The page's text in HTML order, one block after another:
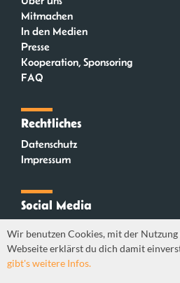
Mitmachen
In den Medien
Presse
Kooperation, Sponsoring
FAQ
Rechtliches
Datenschutz
Impressum
Social Media
Mastodon
Wir benutzen Cookies, mit der
Webseite erklärst du dich damit
gibt's weitere Infos.